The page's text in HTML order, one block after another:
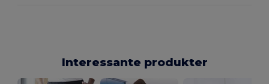
Interessante produkter